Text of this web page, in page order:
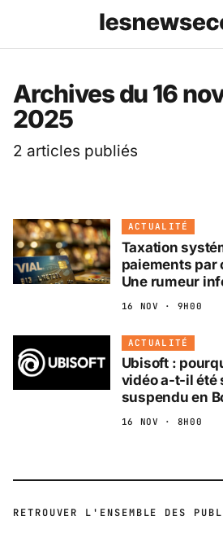
Les
Archives du 16
2025
2 articles publiés
ACTUALITÉ
Taxation
paiements par
Une rumeur
16 NOV · 9H00
ACTUALITÉ
Ubisoft :
vidéo a-t-il été
suspendu en
16 NOV · 8H00
RETROUVER L'ENSEMBLE DES